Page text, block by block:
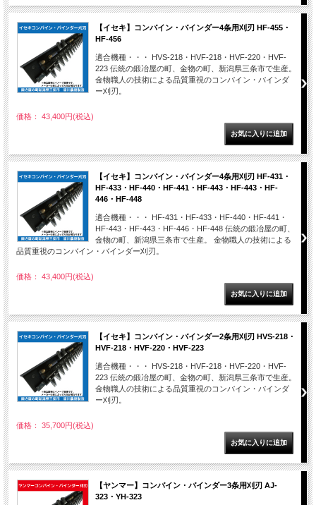
【イセキ】コンバイン・バインダー4条用刈刃 HF-455・
HF-456
適合機種・・・ HVS-218・HVF-218・HVF-220・HVF-
223 伝統の鍛冶屋の町、金物の町、新潟県三条市で生産。
金物職人の技術による品質重視のコンバイン・バインダ
ー刈刃。
価格： 43,400円(税込)
【イセキ】コンバイン・バインダー4条用刈刃 HF-431・
HF-433・HF-440・HF-441・HF-443・HF-443・HF-
446・HF-448
適合機種・・・ HF-431・HF-433・HF-440・HF-441・
HF-443・HF-443・HF-446・HF-448 伝統の鍛冶屋の町、
金物の町、新潟県三条市で生産。 金物職人の技術による
品質重視のコンバイン・バインダー刈刃。
価格： 43,400円(税込)
【イセキ】コンバイン・バインダー2条用刈刃 HVS-218・
HVF-218・HVF-220・HVF-223
適合機種・・・ HVS-218・HVF-218・HVF-220・HVF-
223 伝統の鍛冶屋の町、金物の町、新潟県三条市で生産。
金物職人の技術による品質重視のコンバイン・バインダ
ー刈刃。
価格： 35,700円(税込)
【ヤンマー】コンバイン・バインダー3条用刈刃 AJ-
323・YH-323